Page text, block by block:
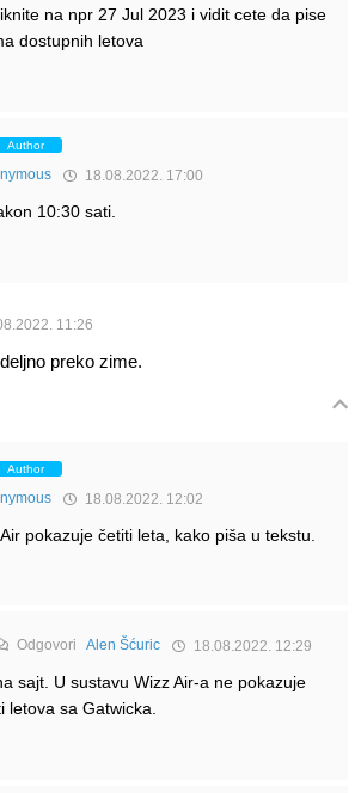
na npr 27 Jul 2023 i vidit cete da pise
dostupnih letova
Author
18.08.2022. 17:00
10:30 sati.
11:26
preko zime.
Author
18.08.2022. 12:02
pokazuje četiti leta, kako piša u tekstu.
OdgovoriAlen Šćuric 18.08.2022. 12:29
sajt. U sustavu Wizz Air-a ne pokazuje
letova sa Gatwicka.